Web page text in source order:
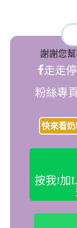
謝謝您
走走
粉絲專
快來看
按我!加